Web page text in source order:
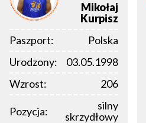
Mikołaj
Kurpisz
Paszport:
Polska
Urodzony:
03.05.1998
Wzrost:
206
Pozycja:
silny
skrzydłowy